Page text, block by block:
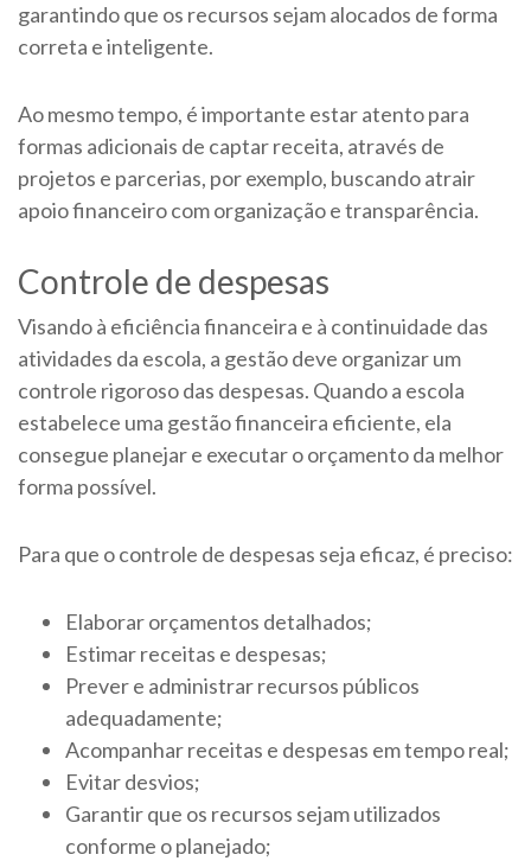
garantindo que os recursos sejam alocados de forma
correta e inteligente.
Ao mesmo tempo, é importante estar atento para
formas adicionais de captar receita, através de
projetos e parcerias, por exemplo, buscando atrair
apoio financeiro com organização e transparência.
Controle de despesas
Visando à eficiência financeira e à continuidade das
atividades da escola, a gestão deve organizar um
controle rigoroso das despesas. Quando a escola
estabelece uma gestão financeira eficiente, ela
consegue planejar e executar o orçamento da melhor
forma possível.
Para que o controle de despesas seja eficaz, é preciso:
Elaborar orçamentos detalhados;
Estimar receitas e despesas;
Prever e administrar recursos públicos
adequadamente;
Acompanhar receitas e despesas em tempo real;
Evitar desvios;
Garantir que os recursos sejam utilizados
conforme o planejado;